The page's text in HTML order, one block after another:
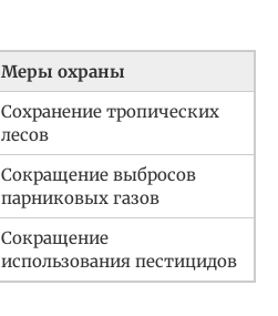
Меры охраны
Сохранение тропических
лесов
Сокращение выбросов
парниковых газов
Сокращение
использования пестицидов